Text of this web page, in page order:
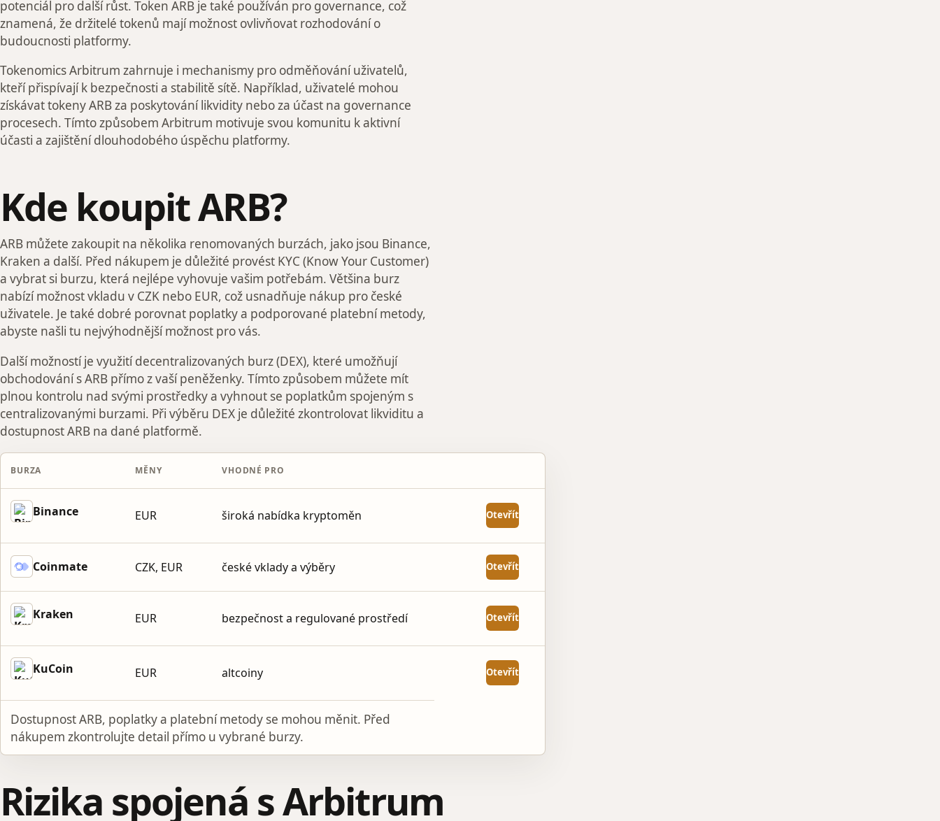
potenciál pro další růst. Token ARB je také používán pro governance, což
znamená, že držitelé tokenů mají možnost ovlivňovat rozhodování o
budoucnosti platformy.
Tokenomics Arbitrum zahrnuje i mechanismy pro odměňování uživatelů,
kteří přispívají k bezpečnosti a stabilitě sítě. Například, uživatelé mohou
získávat tokeny ARB za poskytování likvidity nebo za účast na governance
procesech. Tímto způsobem Arbitrum motivuje svou komunitu k aktivní
účasti a zajištění dlouhodobého úspěchu platformy.
Kde koupit ARB?
ARB můžete zakoupit na několika renomovaných burzách, jako jsou Binance,
Kraken a další. Před nákupem je důležité provést KYC (Know Your Customer)
a vybrat si burzu, která nejlépe vyhovuje vašim potřebám. Většina burz
nabízí možnost vkladu v CZK nebo EUR, což usnadňuje nákup pro české
uživatele. Je také dobré porovnat poplatky a podporované platební metody,
abyste našli tu nejvýhodnější možnost pro vás.
Další možností je využití decentralizovaných burz (DEX), které umožňují
obchodování s ARB přímo z vaší peněženky. Tímto způsobem můžete mít
plnou kontrolu nad svými prostředky a vyhnout se poplatkům spojeným s
centralizovanými burzami. Při výběru DEX je důležité zkontrolovat likviditu a
dostupnost ARB na dané platformě.
BURZA MĚNY VHODNÉ PRO
Binance EUR široká nabídka kryptoměn Otevřít
Coinmate CZK, EUR české vklady a výběry Otevřít
Kraken EUR bezpečnost a regulované prostředí Otevřít
KuCoin EUR altcoiny Otevřít
Dostupnost ARB, poplatky a platební metody se mohou měnit. Před
nákupem zkontrolujte detail přímo u vybrané burzy.
Rizika spojená s Arbitrum